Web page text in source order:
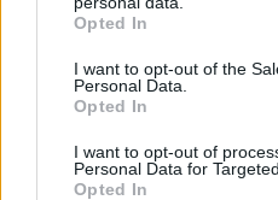
grant or deny consent to
use your data for below
consent section.
Opted In
I want to opt-out of the
Personal Data.
Opted In
I want to opt-out of
Personal Data for
Opted In
06.08.2026, 12:32
Games